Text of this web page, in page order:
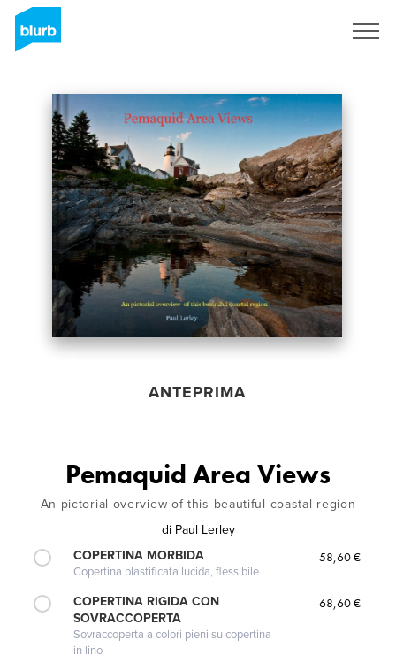
ANTEPRIMA
Pemaquid Area Views
An pictorial overview of this beautiful coastal region
di Paul Lerley
COPERTINA MORBIDA
Copertina plastificata lucida, flessibile
58,60 €
COPERTINA RIGIDA CON
SOVRACCOPERTA
Sovraccoperta a colori pieni su copertina
in lino
68,60 €